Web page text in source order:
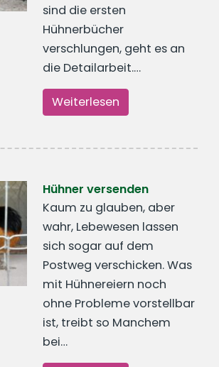
sind die ersten
Hühnerbücher
verschlungen, geht es an
die Detailarbeit.…
Weiterlesen
Hühner versenden
Kaum zu glauben, aber
wahr, Lebewesen lassen
sich sogar auf dem
Postweg verschicken. Was
mit Hühnereiern noch
ohne Probleme vorstellbar
ist, treibt so Manchem
bei…